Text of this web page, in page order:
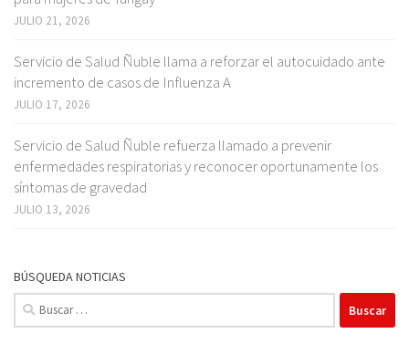
JULIO 21, 2026
Servicio de Salud Ñuble llama a reforzar el autocuidado ante
incremento de casos de Influenza A
JULIO 17, 2026
Servicio de Salud Ñuble refuerza llamado a prevenir
enfermedades respiratorias y reconocer oportunamente los
síntomas de gravedad
JULIO 13, 2026
BÚSQUEDA NOTICIAS
Buscar: